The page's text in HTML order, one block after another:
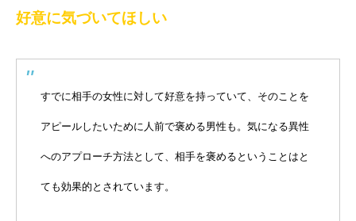
好意に気づいてほしい
すでに相手の女性に対して好意を持っていて、そのことを
アピールしたいために人前で褒める男性も。気になる異性
へのアプローチ方法として、相手を褒めるということはと
ても効果的とされています。